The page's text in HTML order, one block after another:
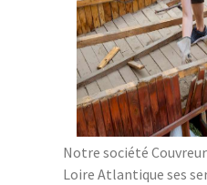
Notre société
Loire Atlantique ses